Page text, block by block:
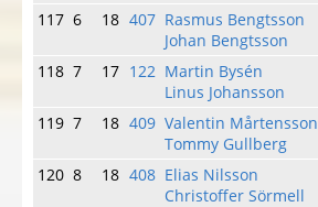
117 6 18 407 Rasmus Bengtsson
Johan Bengtsson
118 7 17 122 Martin Bysén
Linus Johansson
119 7 18 409 Valentin Mårtensson
Tommy Gullberg
120 8 18 408 Elias Nilsson
Christoffer Sörmell